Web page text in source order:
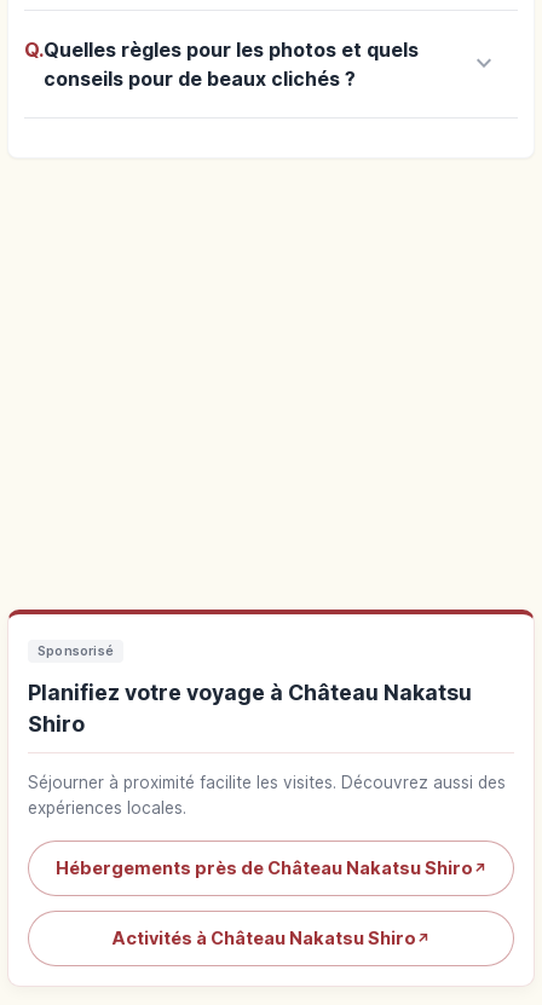
Q.Quelles règles pour les photos et quels
conseils pour de beaux clichés ?
keyboard_arrow_down
Sponsorisé
Planifiez votre voyage à Château Nakatsu
Shiro
Séjourner à proximité facilite les visites. Découvrez aussi des
expériences locales.
Hébergements près de Château Nakatsu Shiro ↗
Activités à Château Nakatsu Shiro ↗